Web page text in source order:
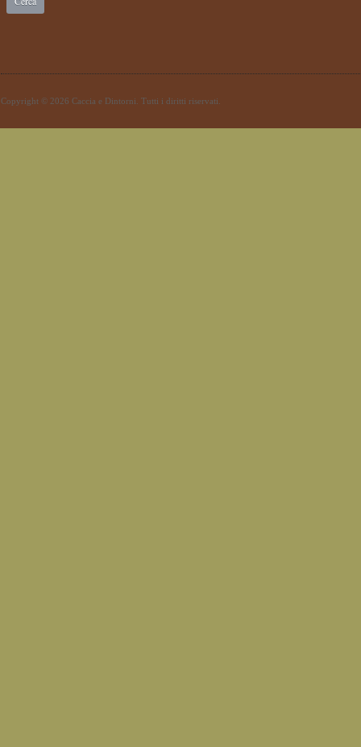
Copyright © 2026 Caccia e Dintorni. Tutti i diritti riservati.